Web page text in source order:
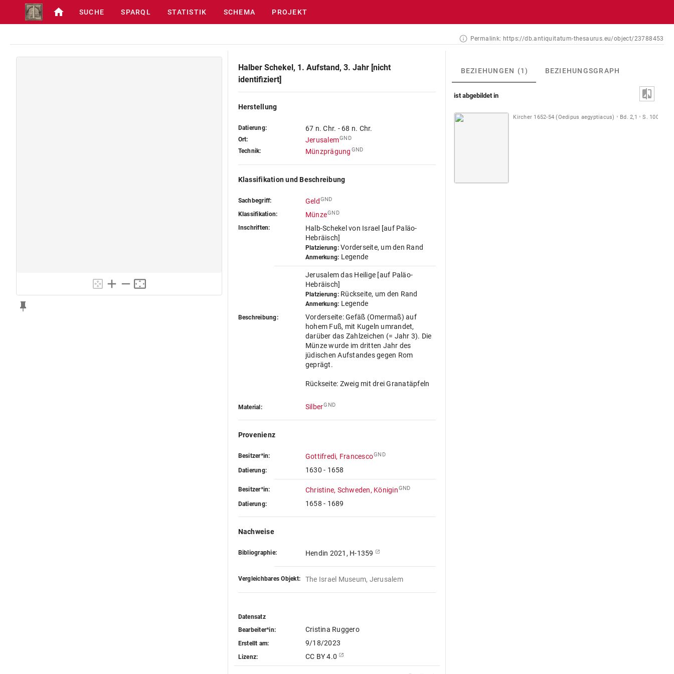
SUCHE SPARQL STATISTIK SCHEMA PROJEKT
Permalink: https://db.antiquitatum-thesaurus.eu/object/23788453
Halber Schekel, 1. Aufstand, 3. Jahr [nicht
identifiziert]
Herstellung
Datierung: 67 n. Chr. - 68 n. Chr.
Ort: JerusalemGND
Technik: Münzprägung GND
Klassifikation und Beschreibung
Sachbegriff: Geld GND
Klassifikation: MünzeGND
Inschriften:
Halb-Schekel von Israel [auf Paläo-
Hebräisch]
Platzierung:Vorderseite, um den Rand
Anmerkung: Legende
Jerusalem das Heilige [auf Paläo-
Hebräisch]
Platzierung:Rückseite, um den Rand
Anmerkung: Legende
Beschreibung:
Vorderseite: Gefäß (Omermaß) auf
hohem Fuß, mit Kugeln umrandet,
darüber das Zahlzeichen (= Jahr 3). Die
Münze wurde im dritten Jahr des
jüdischen Aufstandes gegen Rom
geprägt.
Rückseite: Zweig mit drei Granatäpfeln
Material: SilberGND
Provenienz
Besitzer*in: Gottifredi, FrancescoGND
Datierung: 1630 - 1658
Besitzer*in: Christine, Schweden, KöniginGND
Datierung: 1658 - 1689
Nachweise
Bibliographie: Hendin 2021, H-1359
Vergleichbares Objekt: The Israel Museum, Jerusalem
Datensatz
Bearbeiter*in:
Cristina Ruggero
Erstellt am: 9/18/2023
Lizenz: CC BY 4.0
BEZIEHUNGEN (1) BEZIEHUNGSGRAPH
ist abgebildet in
Kircher 1652-54 (Oedipus aegyptiacus) Bd. 2,1 S. 100